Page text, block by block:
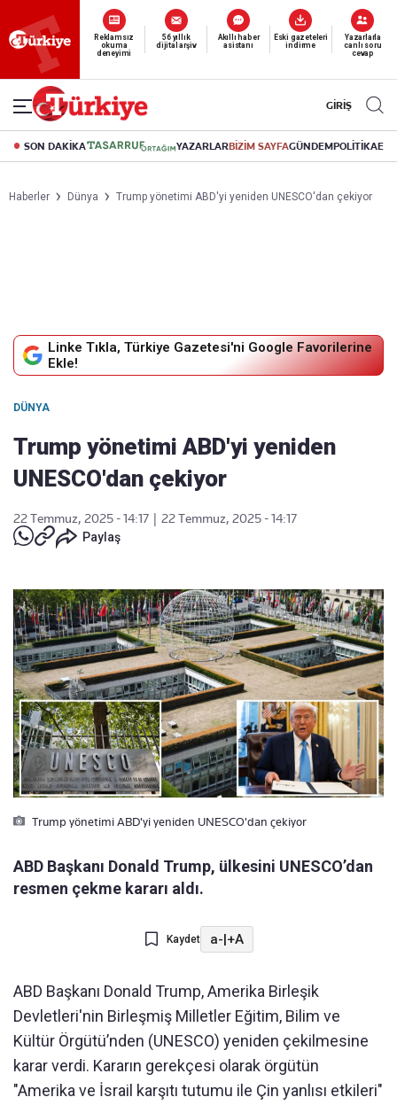
Yeni nesil dijital
abonelik 19 TL’den başlayan fiyatlarla.
GİRİŞ
SON DAKİKA YAZARLARBİZİM SAYFAGÜNDEMPOLİTİKA
Haberler Dünya Trump yönetimi ABD'yi yeniden UNESCO'dan çekiyor
Linke Tıkla, Türkiye Gazetesi'ni Google Favorilerine
Ekle!
DÜNYA
Trump yönetimi ABD'yi yeniden
UNESCO'dan çekiyor
22 Temmuz, 2025 - 14:17
22 Temmuz, 2025 - 14:17
Paylaş
Trump yönetimi ABD'yi yeniden UNESCO'dan çekiyor
ABD Başkanı Donald Trump, ülkesini UNESCO’dan
resmen çekme kararı aldı.
Kaydet a-|+A
ABD Başkanı Donald Trump, Amerika Birleşik
Devletleri'nin Birleşmiş Milletler Eğitim, Bilim ve
Kültür Örgütü’nden (UNESCO) yeniden çekilmesine
karar verdi. Kararın gerekçesi olarak örgütün
"Amerika ve İsrail karşıtı tutumu ile Çin yanlısı etkileri"